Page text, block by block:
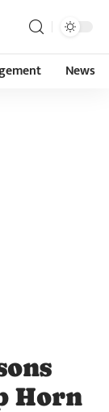
News
Horn